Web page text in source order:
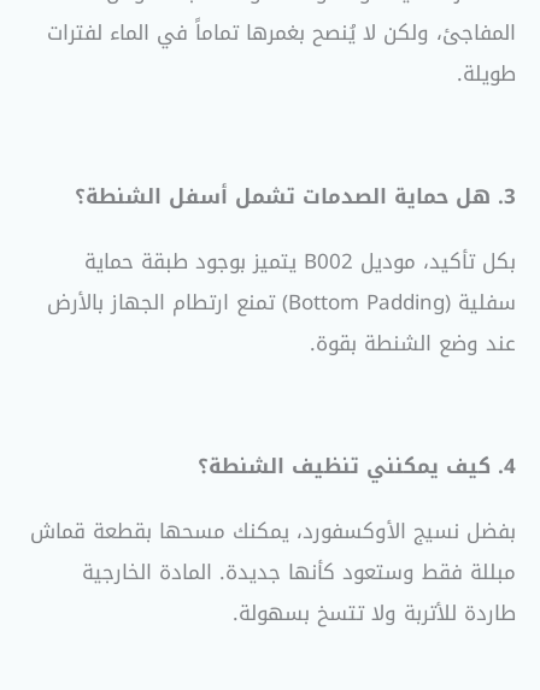
المفاجئ، ولكن لا يُنصح بغمرها تماماً في الماء لفترات
طويلة.
3. هل حماية الصدمات تشمل أسفل الشنطة؟
بكل تأكيد، موديل B002 يتميز بوجود طبقة حماية
سفلية (Bottom Padding) تمنع ارتطام الجهاز بالأرض
عند وضع الشنطة بقوة.
4. كيف يمكنني تنظيف الشنطة؟
بفضل نسيج الأوكسفورد، يمكنك مسحها بقطعة قماش
مبللة فقط وستعود كأنها جديدة. المادة الخارجية
طاردة للأتربة ولا تتسخ بسهولة.